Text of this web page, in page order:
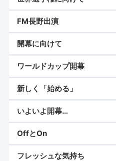
FM長野出演
開幕に向けて
ワールドカップ開幕
新しく「始める」
いよいよ開幕…
OffとOn
フレッシュな気持ち